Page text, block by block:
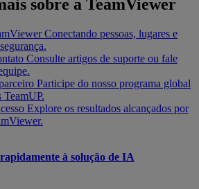
sobre a TeamViewer
Conectando pessoas, lugares e
Consulte artigos de suporte ou fale
Participe do nosso programa global
TeamUP.
Explore os resultados alcançados por
à solução de IA